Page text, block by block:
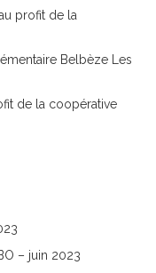
profit de la
Belbèze Les
de la coopérative
– juin 2023